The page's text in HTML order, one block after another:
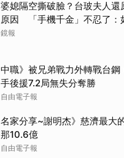
婆媳隔空撕破臉？台玻夫人還
原因 「手機千金」不忍了：
離開嗎？
鏡報
中職》被兄弟戰力外轉戰台鋼
手後援7.2局無失分奪勝
自由電子報
名家分享~謝明杰》慈濟最大
那10.6億
自由電子報